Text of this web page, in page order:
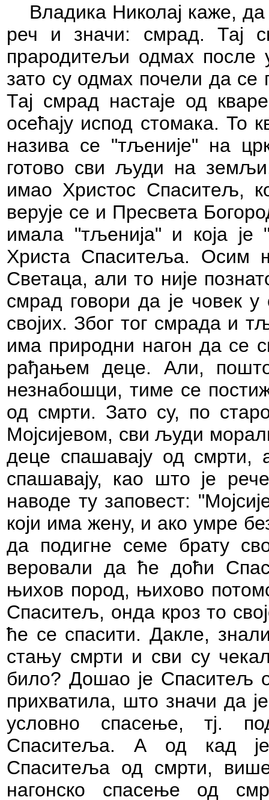
Владика Николај каже,
реч и значи: смрад. Тај
прародитељи одмах после
зато су одмах почели да се
Тај смрад настаје од
осећају испод стомака. То
назива се "тљеније" на
готово сви људи на
имао Христос Спаситељ,
верује се и Пресвета
имала "тљенија" и која је
Христа Спаситеља. Осим
Светаца, али то није
смрад говори да је човек
својих. Због тог смрада и
има природни нагон да се
рађањем деце. Али,
незнабошци, тиме се
од смрти. Зато су, по
Мојсијевом, сви људи
деце спашавају од
спашавају, као што је
наводе ту заповест:
који има жену, и ако умре
да подигне семе брату
веровали да ће доћи
њихов пород, њихово
Спаситељ, онда кроз то
ће се спасити. Дакле,
стању смрти и сви су
било? Дошао је Спаситељ
прихватила, што значи да
условно спасење, тј.
Спаситеља. А од кад је
Спаситеља од смрти,
нагонско спасење од